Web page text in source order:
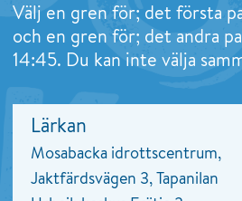
Välj en gren för; det första
och en gren för; det andra
14:45. Du kan inte välja
Lärkan
Mosabacka idrottscentrum,
Jaktfärdsvägen 3, Tapanilan